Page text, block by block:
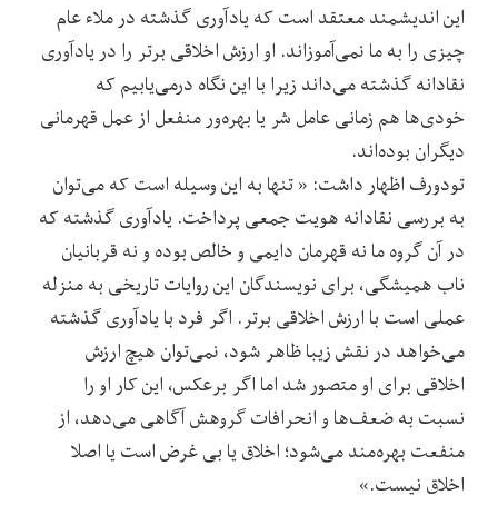
این اندیشمند معتقد است که یادآوری گذشته در ملاء عام
چیزی را به ما نمی‌آموزاند. او ارزش اخلاقی برتر را در یادآوری
نقادانه گذشته می‌داند زیرا با این نگاه درمی‌یابیم که
خودی‌ها هم زمانی عامل شر یا بهره‌‌ور منفعل از عمل قهرمانی
دیگران بوده‌‌اند.
تودورف اظهار داشت: « تنها به این وسیله است که می‌توان
به بررسی نقادانه هویت جمعی پرداخت. یادآوری گذشته که
در آن گروه ما نه قهرمان دایمی‌ و خالص بوده و نه قربانیان
ناب همیشگی، برای نویسندگان این روایات تاریخی به منزله
عملی است با ارزش اخلاقی برتر. اگر فرد با یادآوری گذشته
می‌خواهد در نقش زیبا ظاهر شود، نمی‌توان هیچ ارزش
اخلاقی برای او متصور شد اما اگر برعکس، این کار او را
نسبت به ضعف‌ها و انحرافات گروهش آگاهی می‌دهد، از
منفعت بهره‌مند می‌شود؛ اخلاق یا بی غرض است یا اصلا
اخلاق نیست.»